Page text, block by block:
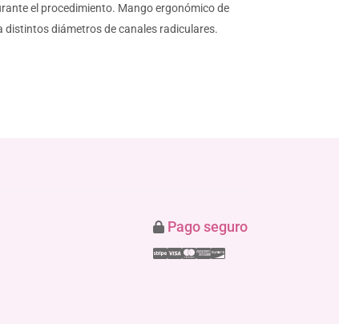
el procedimiento. Mango ergonómico de
diámetros de canales radiculares.
Pago seguro
Stripe
VisaMastercard
American Express
Discover